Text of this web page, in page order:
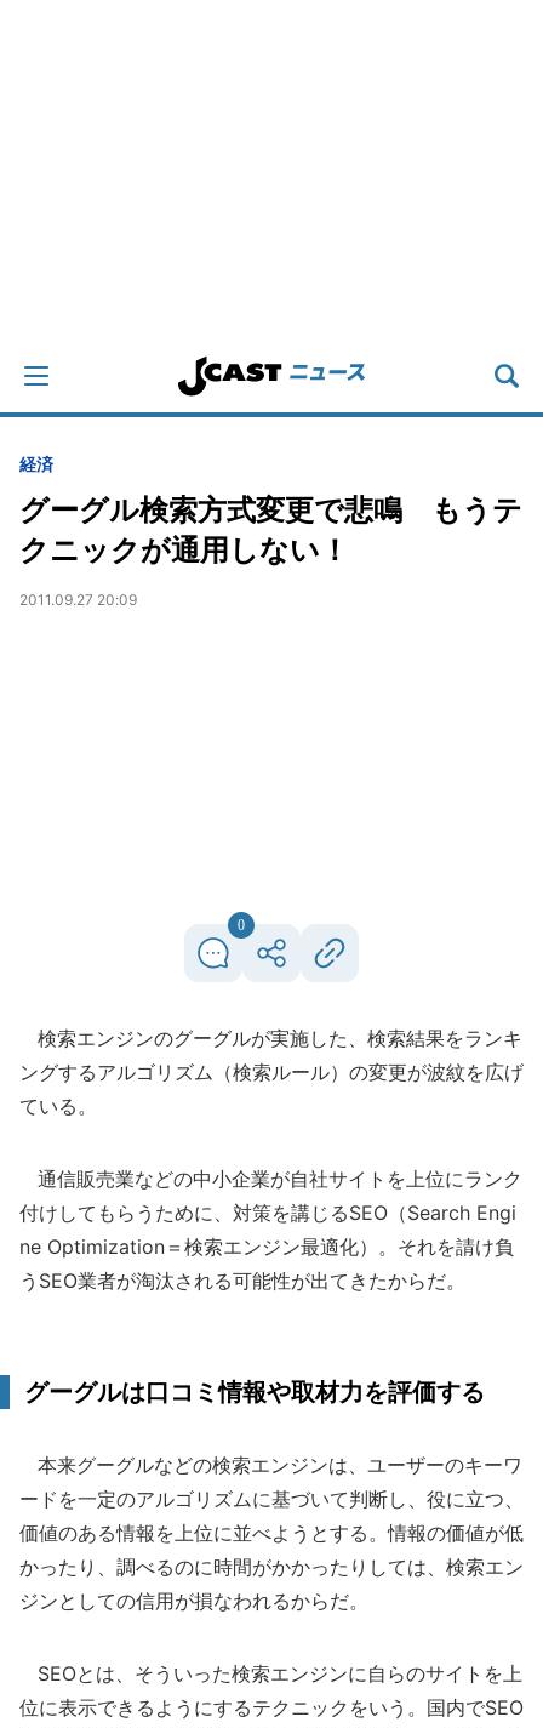
経済
グーグル検索方式変更で悲鳴 もうテ
クニックが通用しない！
2011.09.27 20:09
0
検索エンジンのグーグルが実施した、検索結果をランキ
ングするアルゴリズム（検索ルール）の変更が波紋を広げ
ている。
通信販売業などの中小企業が自社サイトを上位にランク
付けしてもらうために、対策を講じるSEO（Search Engi
ne Optimization＝検索エンジン最適化）。それを請け負
うSEO業者が淘汰される可能性が出てきたからだ。
グーグルは口コミ情報や取材力を評価する
本来グーグルなどの検索エンジンは、ユーザーのキーワ
ードを一定のアルゴリズムに基づいて判断し、役に立つ、
価値のある情報を上位に並べようとする。情報の価値が低
かったり、調べるのに時間がかかったりしては、検索エン
ジンとしての信用が損なわれるからだ。
SEOとは、そういった検索エンジンに自らのサイトを上
位に表示できるようにするテクニックをいう。国内でSEO